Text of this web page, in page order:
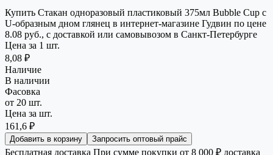
Купить Стакан одноразовый пластиковый 375мл Bubble Cup с
U-образным дном глянец в интернет-магазине Гудвин по цене
8.08 руб., с доставкой или самовывозом в Санкт-Петербурге
Цена за 1 шт.
8,08 ₽
Наличие
В наличии
Фасовка
от 20 шт.
Цена за шт.
161,6 ₽
Добавить в корзину Запросить оптовый прайс
Бесплатная доставка При сумме покупки от 8 000 ₽ доставка